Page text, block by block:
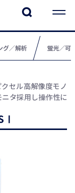
グ／解析 蛍光／可
セル高解像度モノ
タ採用し操作性に